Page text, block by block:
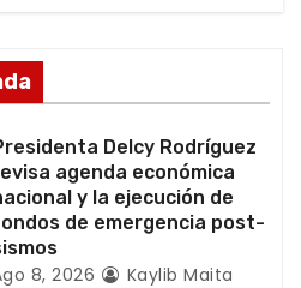
Delcy Rodríguez
agenda económica
y la ejecución de
de emergencia post-
8, 2026 Kaylib Maita